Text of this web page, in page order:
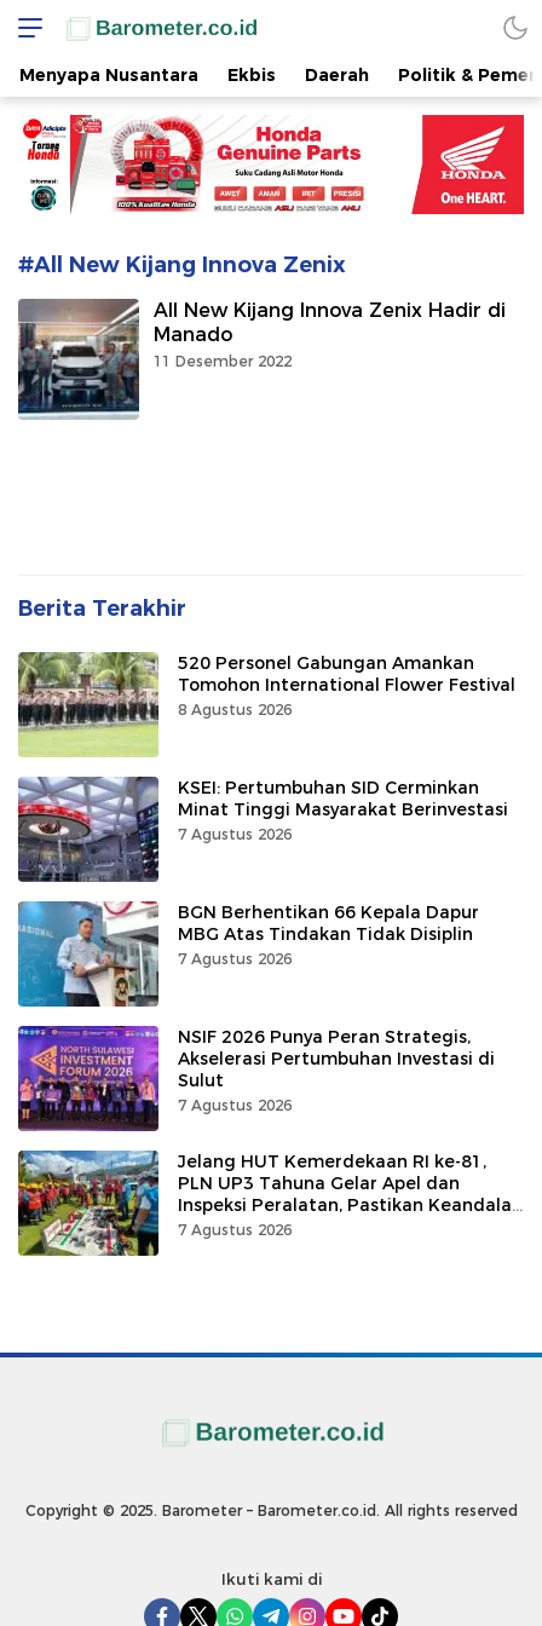
www.barometer.co.id
Berita Terkini di Sulawesi Utara
Menyapa Nusantara Ekbis Daerah Politik &
#All New Kijang Innova Zenix
All New Kijang Innova Zenix Hadir di
Manado
11 Desember 2022
Berita Terakhir
520 Personel Gabungan Amankan
Tomohon International Flower Festival
8 Agustus 2026
KSEI: Pertumbuhan SID Cerminkan
Minat Tinggi Masyarakat Berinvestasi
7 Agustus 2026
BGN Berhentikan 66 Kepala Dapur
MBG Atas Tindakan Tidak Disiplin
7 Agustus 2026
NSIF 2026 Punya Peran Strategis,
Akselerasi Pertumbuhan Investasi di
Sulut
7 Agustus 2026
Jelang HUT Kemerdekaan RI ke-81,
PLN UP3 Tahuna Gelar Apel dan
Inspeksi Peralatan, Pastikan Keandalan
Listrik
7 Agustus 2026
Copyright © 2025. Barometer – Barometer.co.id. All rights reserved
Ikuti kami di